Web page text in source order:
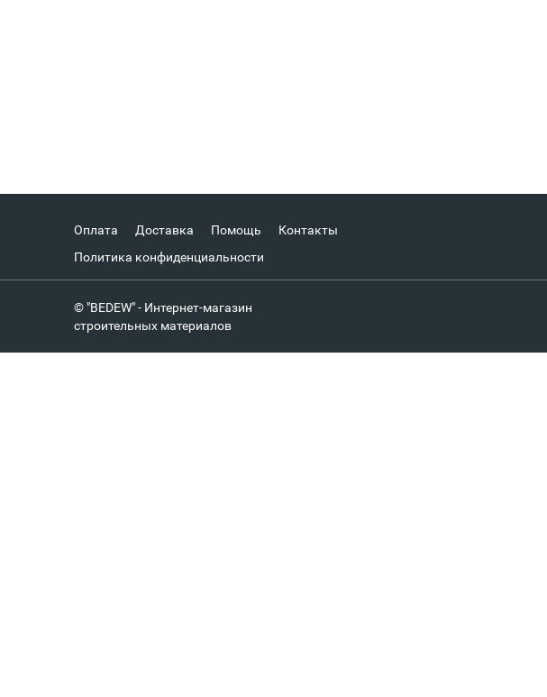
Оплата Доставка Помощь
Контакты
Политика конфиденциальности
© "BEDEW" - Интернет-магазин
строительных материалов